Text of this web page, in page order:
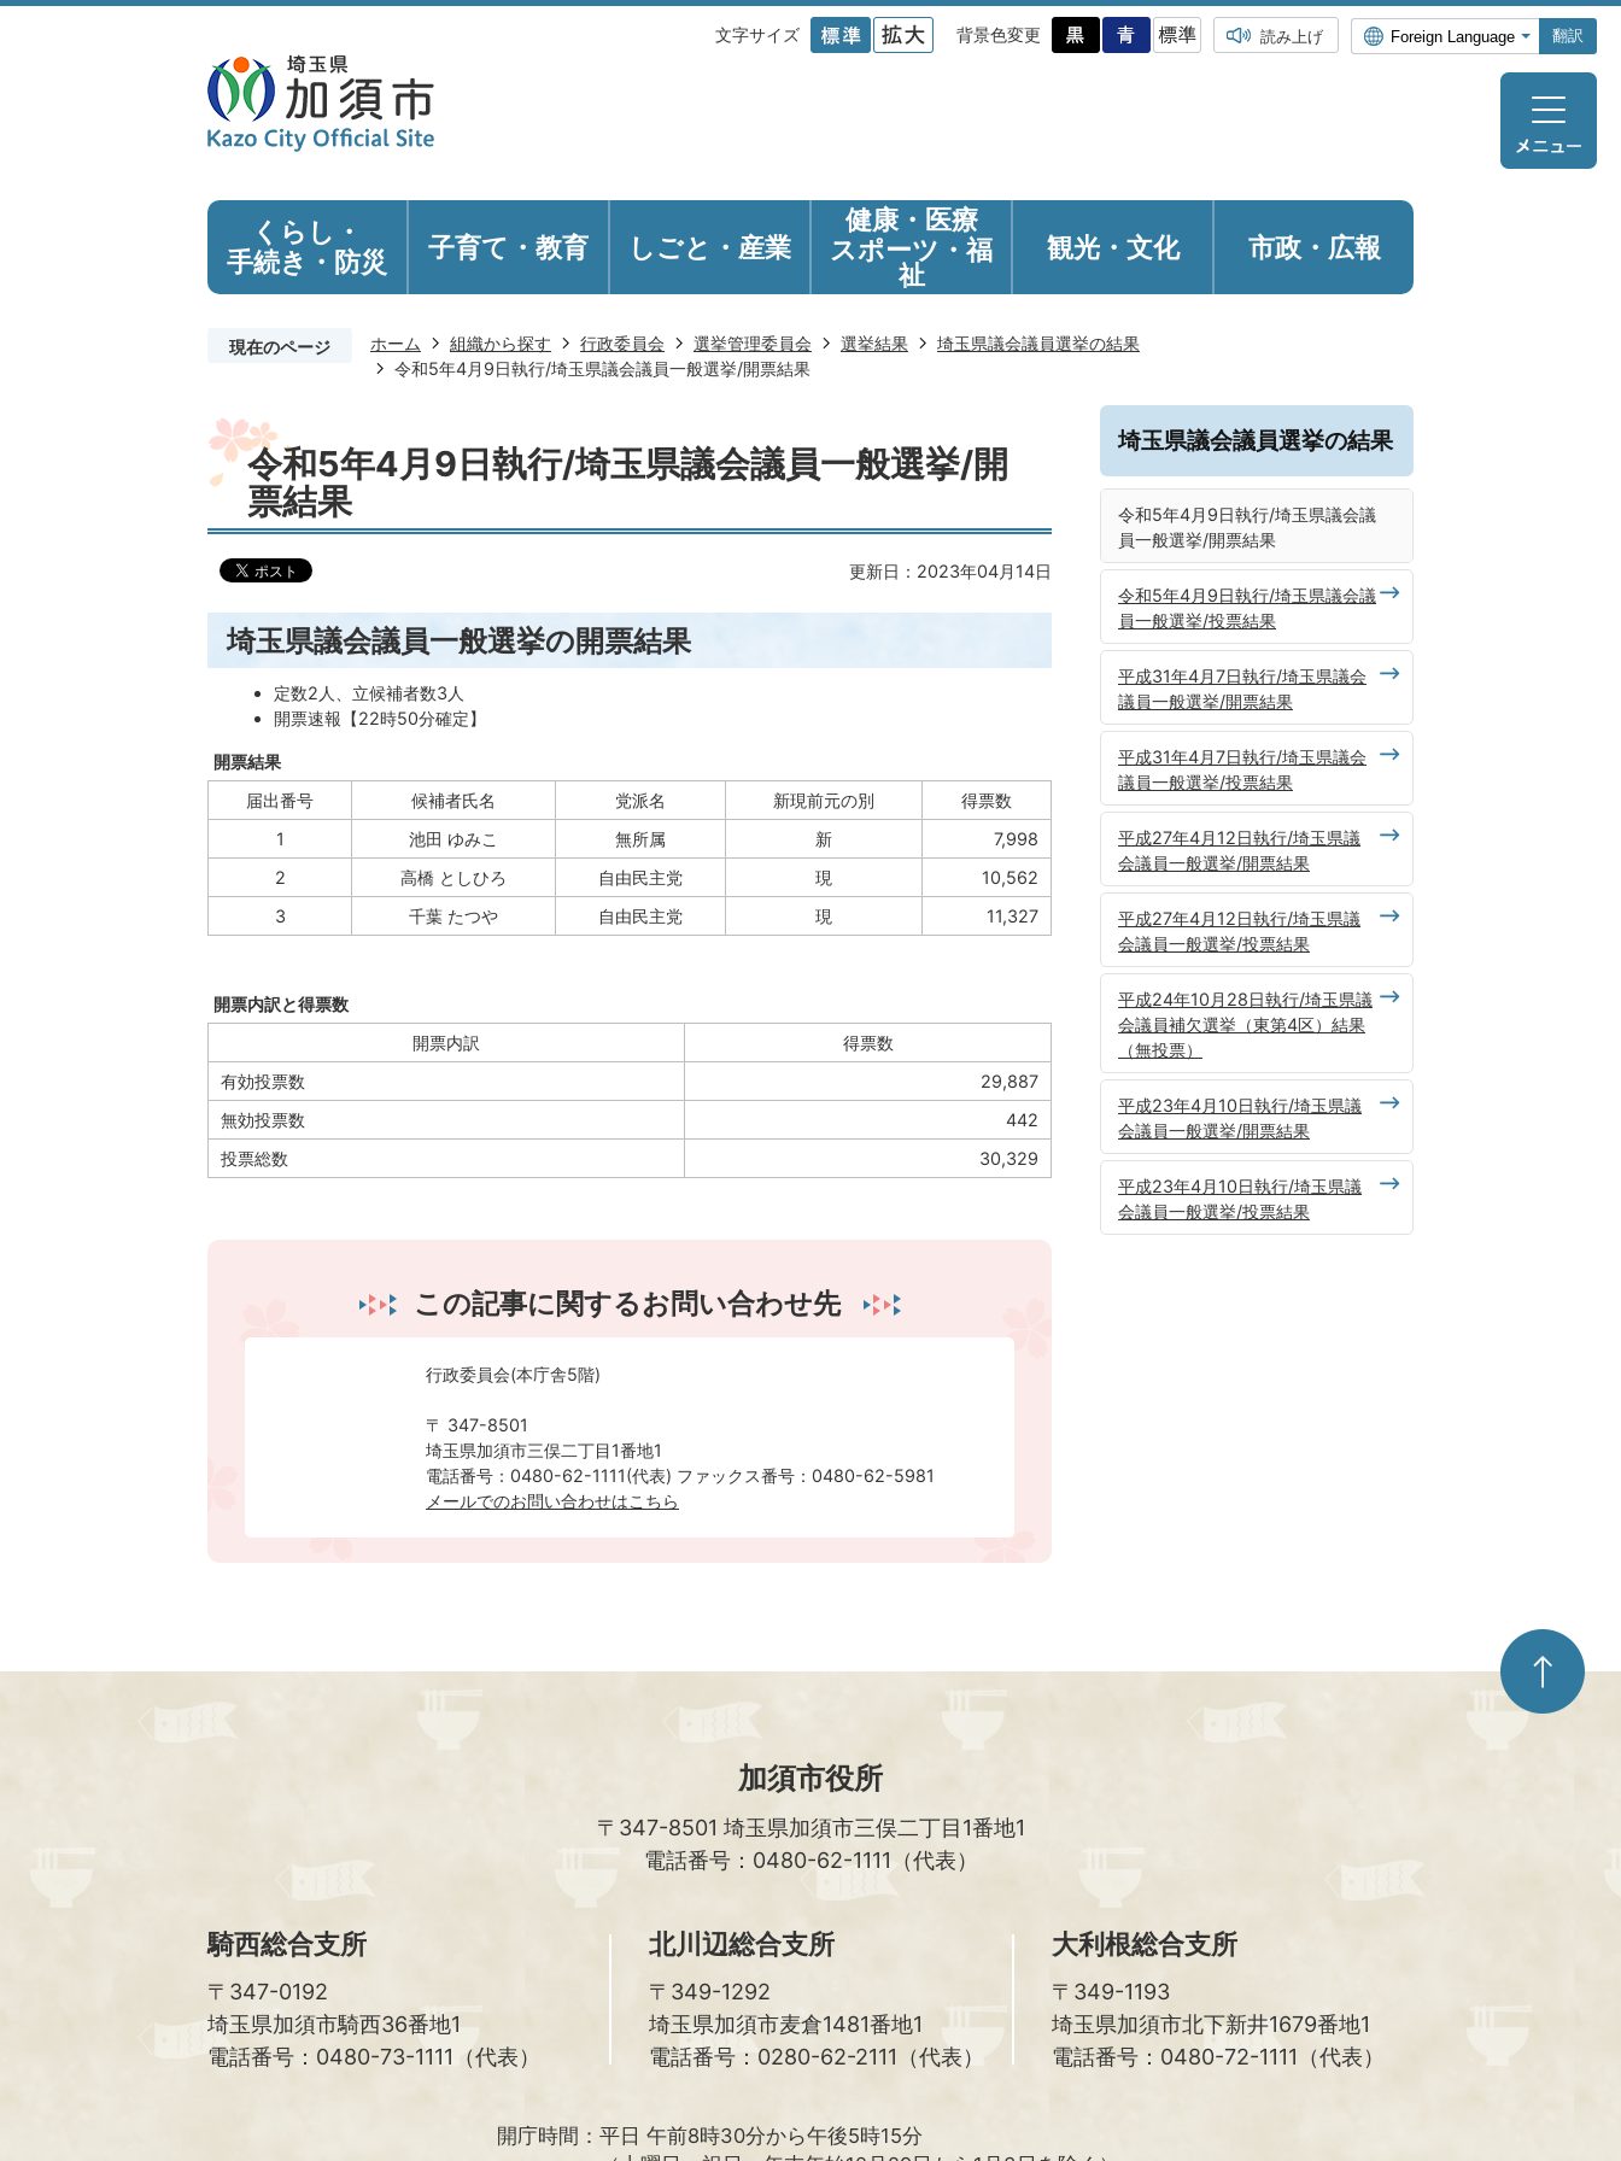
文字サイズ 背景色変更 読み上げ 翻訳
くらし・
手続き ・防災 子育て・教育 しごと・産業
健康・医療
スポーツ・福
祉
観光・ 文化 市政・広報
現在のページ ホーム 組織から探す 行政委員会 選挙管理委員会 選挙結果
埼玉県議会議員選挙の結果
令和5年4月9日執行/埼玉県議会議員一般選挙/開票結果
令和5年4月9日執行/埼玉県議会議員一般選挙/開
票結果
更新日：2023年04月14日
埼玉県議会議員一般選挙の開票結果
定数2人、立候補者数3人
開票速報【22時50分確定】
開票結果
届出番号
候補者氏名 党派名 新現前元の別
得票数
1
池田 ゆみこ 無所属 新
7,998
2
高橋 としひろ 自由民主党 現
10,562
3
千葉 たつや 自由民主党 現 11,327
開票内訳と得票数
開票内訳
得票数
有効投票数
29,887
無効投票数
442
投票総数
30,329
この記事に関するお問い合わせ先
行政委員会(本庁舎5階)
〒 347-8501
埼玉県加須市三俣二丁目1番地1
電話番号：0480-62-1111(代表) ファックス番号：0480-62-5981
メールでのお問い合わせはこちら
埼玉県議会議員選挙の結果
令和5年4月9日執行/埼玉県議会議
員一般選挙/開票結果
令和5年4月9日執行/埼玉県議会議
員一般選挙/投票結果
平成31年4月7日執行/埼玉県議会
議員一般選挙/開票結果
平成31年4月7日執行/埼玉県議会
議員一般選挙/投票結果
平成27年4月12日執行/埼玉県議
会議員一般選挙/開票結果
平成27年4月12日執行/埼玉県議
会議員一般選挙/投票結果
平成24年10月28日執行/埼玉県議
会議員補欠選挙（東第4区）結果
（無投票）
平成23年4月10日執行/埼玉県議
会議員一般選挙/開票結果
平成23年4月10日執行/埼玉県議
会議員一般選挙/投票結果
ペ
ー
ジ
加須市役所
〒347-8501 埼玉県加須市三俣二丁目1番地1
電話番号：0480-62-1111（代表）
騎西総合支所
〒347-0192
埼玉県加須市騎西36番地1
電話番号：0480-73-1111（代表）
北川辺総合支所
〒349-1292
埼玉県加須市麦倉1481番地1
電話番号：0280-62-2111（代表）
大利根総合支所
〒349-1193
埼玉県加須市北下新井1679番地1
電話番号：0480-72-1111（代表）
開庁時間： 平日 午前8時30分から午後5時15分